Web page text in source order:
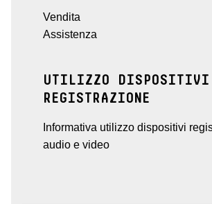
Vendita
Assistenza
UTILIZZO
REGISTRAZIONE
Informativa utilizzo dispositivi
audio e video